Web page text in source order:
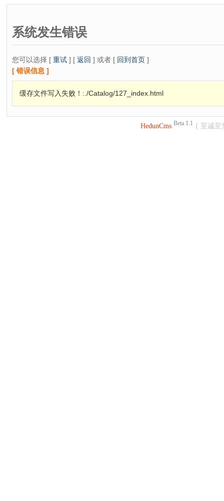
系统发生错误
您可以选择 [ 重试 ] [ 返回 ] 或者 [ 回到首页 ]
[ 错误信息 ]
缓存文件写入失败！:./Catalog/127_index.html
HedunCms Beta 1.1 { 至诚至